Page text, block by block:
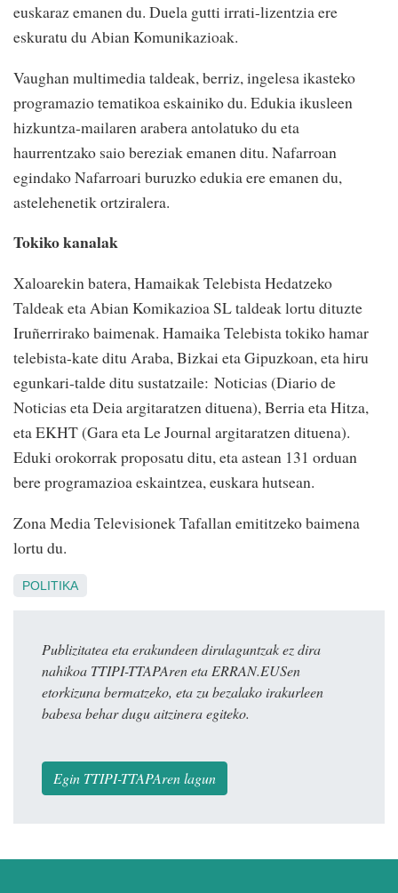
euskaraz emanen du. Duela gutti irrati-lizentzia ere
eskuratu du Abian Komunikazioak.
Vaughan multimedia taldeak, berriz, ingelesa ikasteko
programazio tematikoa eskainiko du. Edukia ikusleen
hizkuntza-mailaren arabera antolatuko du eta
haurrentzako saio bereziak emanen ditu. Nafarroan
egindako Nafarroari buruzko edukia ere emanen du,
astelehenetik ortziralera.
Tokiko kanalak
Xaloarekin batera, Hamaikak Telebista Hedatzeko
Taldeak eta Abian Komikazioa SL taldeak lortu dituzte
Iruñerrirako baimenak. Hamaika Telebista tokiko hamar
telebista-kate ditu Araba, Bizkai eta Gipuzkoan, eta hiru
egunkari-talde ditu sustatzaile: Noticias (Diario de
Noticias eta Deia argitaratzen dituena), Berria eta Hitza,
eta EKHT (Gara eta Le Journal argitaratzen dituena).
Eduki orokorrak proposatu ditu, eta astean 131 orduan
bere programazioa eskaintzea, euskara hutsean.
Zona Media Televisionek Tafallan emititzeko baimena
lortu du.
POLITIKA
Publizitatea eta erakundeen dirulaguntzak ez dira
nahikoa TTIPI-TTAPAren eta ERRAN.EUSen
etorkizuna bermatzeko, eta zu bezalako irakurleen
babesa behar dugu aitzinera egiteko.
Egin TTIPI-TTAPAren lagun